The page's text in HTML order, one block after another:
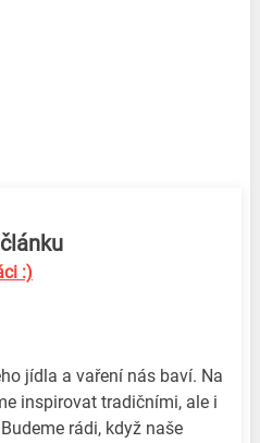
:)
jídla a vaření nás baví. Na
inspirovat tradičními, ale i
rádi, když naše